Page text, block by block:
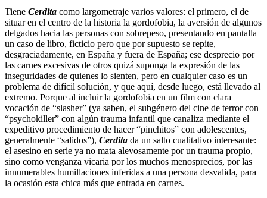
Tiene Cerdita como largometraje varios valores: el primero, el de
situar en el centro de la historia la gordofobia, la aversión de algunos
delgados hacia las personas con sobrepeso, presentando en pantalla
un caso de libro, ficticio pero que por supuesto se repite,
desgraciadamente, en España y fuera de España; ese desprecio por
las carnes excesivas de otros quizá suponga la expresión de las
inseguridades de quienes lo sienten, pero en cualquier caso es un
problema de difícil solución, y que aquí, desde luego, está llevado al
extremo. Porque al incluir la gordofobia en un film con clara
vocación de “slasher” (ya saben, el subgénero del cine de terror con
“psychokiller” con algún trauma infantil que canaliza mediante el
expeditivo procedimiento de hacer “pinchitos” con adolescentes,
generalmente “salidos”), Cerdita da un salto cualitativo interesante:
el asesino en serie ya no mata alevosamente por un trauma propio,
sino como venganza vicaria por los muchos menosprecios, por las
innumerables humillaciones inferidas a una persona desvalida, para
la ocasión esta chica más que entrada en carnes.